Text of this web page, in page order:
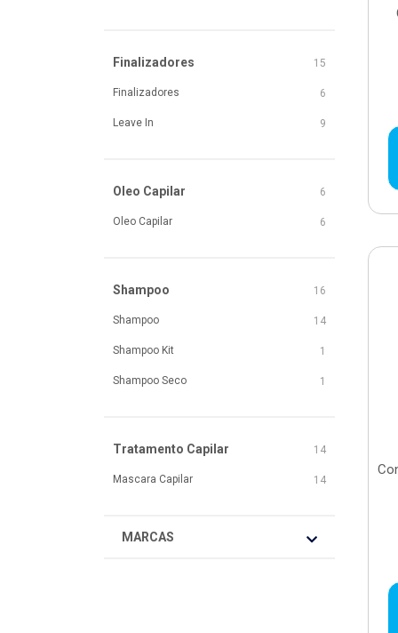
Finalizadores 15
Finalizadores 6
Leave In 9
Oleo Capilar 6
Oleo Capilar 6
Shampoo 16
Shampoo 14
Shampoo Kit 1
Shampoo Seco 1
Tratamento Capilar 14
Mascara Capilar 14
MARCAS